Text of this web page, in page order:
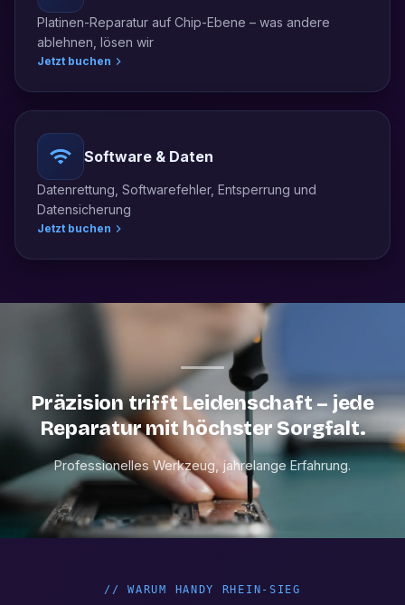
Platinen-Reparatur auf Chip-Ebene – was andere
ablehnen, lösen wir
Jetzt buchen
Software & Daten
Datenrettung, Softwarefehler, Entsperrung und
Datensicherung
Jetzt buchen
Präzision trifft Leidenschaft – jede
Reparatur mit höchster Sorgfalt.
Professionelles Werkzeug, jahrelange Erfahrung.
//WARUM HANDY RHEIN-SIEG